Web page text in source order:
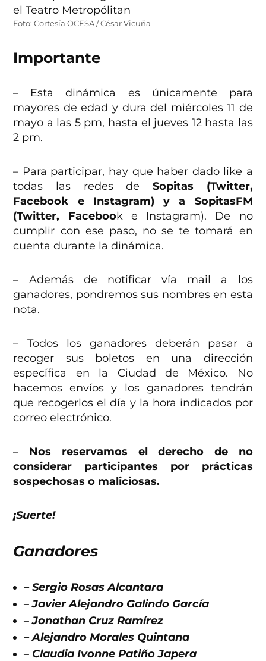
Foto: Cortesía OCESA / César Vicuña
Importante
– Esta dinámica es únicamente para
mayores de edad y dura del miércoles 11 de
mayo a las 5 pm, hasta el jueves 12 hasta las
2 pm.
– Para participar, hay que haber dado like a
todas las redes de Sopitas (Twitter,
Facebook e Instagram) y a SopitasFM
(Twitter, Facebook e Instagram). De no
cumplir con ese paso, no se te tomará en
cuenta durante la dinámica.
– Además de notificar vía mail a los
ganadores, pondremos sus nombres en esta
nota.
– Todos los ganadores deberán pasar a
recoger sus boletos en una dirección
específica en la Ciudad de México. No
hacemos envíos y los ganadores tendrán
que recogerlos el día y la hora indicados por
correo electrónico.
– Nos reservamos el derecho de no
considerar participantes por prácticas
sospechosas o maliciosas.
¡Suerte!
Ganadores
– Sergio Rosas Alcantara
– Javier Alejandro Galindo García
– Jonathan Cruz Ramírez
– Alejandro Morales Quintana
– Claudia Ivonne Patiño Japera